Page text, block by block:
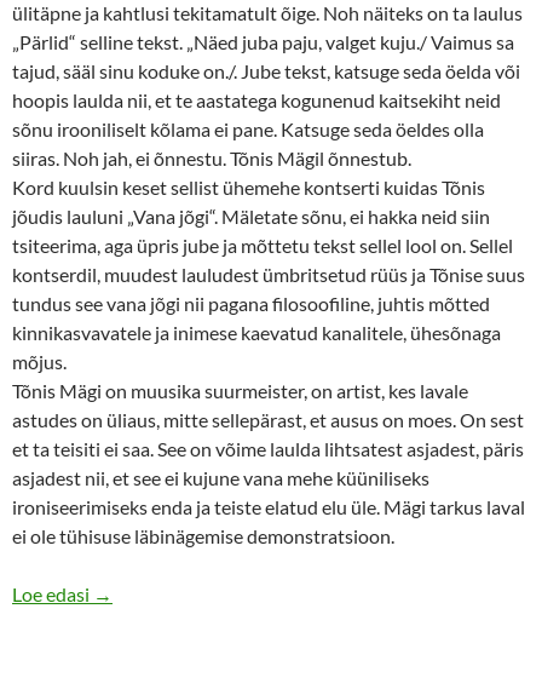
ülitäpne ja kahtlusi tekitamatult õige. Noh näiteks on ta laulus
„Pärlid“ selline tekst. „Näed juba paju, valget kuju./ Vaimus sa
tajud, sääl sinu koduke on./. Jube tekst, katsuge seda öelda või
hoopis laulda nii, et te aastatega kogunenud kaitsekiht neid
sõnu irooniliselt kõlama ei pane. Katsuge seda öeldes olla
siiras. Noh jah, ei õnnestu. Tõnis Mägil õnnestub.
Kord kuulsin keset sellist ühemehe kontserti kuidas Tõnis
jõudis lauluni „Vana jõgi“. Mäletate sõnu, ei hakka neid siin
tsiteerima, aga üpris jube ja mõttetu tekst sellel lool on. Sellel
kontserdil, muudest lauludest ümbritsetud rüüs ja Tõnise suus
tundus see vana jõgi nii pagana filosoofiline, juhtis mõtted
kinnikasvavatele ja inimese kaevatud kanalitele, ühesõnaga
mõjus.
Tõnis Mägi on muusika suurmeister, on artist, kes lavale
astudes on üliaus, mitte sellepärast, et ausus on moes. On sest
et ta teisiti ei saa. See on võime laulda lihtsatest asjadest, päris
asjadest nii, et see ei kujune vana mehe küüniliseks
ironiseerimiseks enda ja teiste elatud elu üle. Mägi tarkus laval
ei ole tühisuse läbinägemise demonstratsioon.
Loe edasi Mägi muutub lähemale minnes järsemaks
→